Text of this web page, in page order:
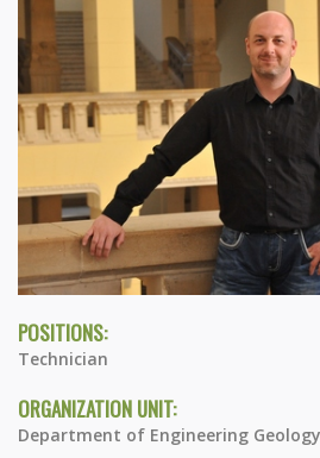
POSITIONS:
Technician
ORGANIZATION UNIT:
Department of Engineering